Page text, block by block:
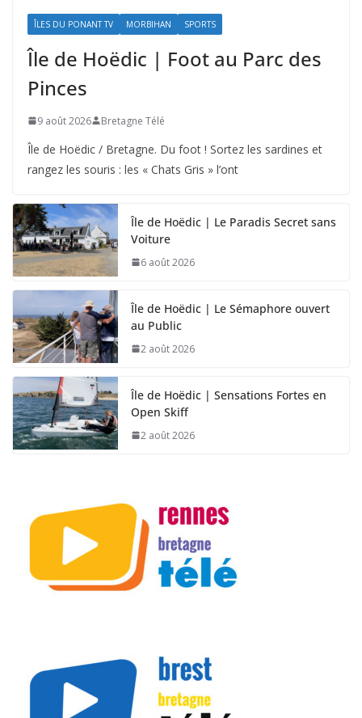
ÎLES DU PONANT TV MORBIHAN SPORTS
Île de Hoëdic | Foot au Parc des
Pinces
9 août 2026 Bretagne Télé
Île de Hoëdic / Bretagne. Du foot ! Sortez les sardines et
rangez les souris : les « Chats Gris » l’ont
Île de Hoëdic | Le Paradis Secret sans
Voiture
6 août 2026
Île de Hoëdic | Le Sémaphore ouvert
au Public
2 août 2026
Île de Hoëdic | Sensations Fortes en
Open Skiff
2 août 2026